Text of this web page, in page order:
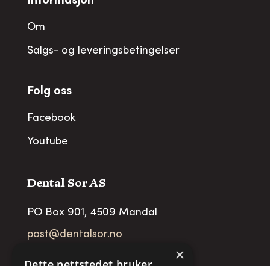
Om
Salgs- og leveringsbetingelser
Folg oss
Facebook
Youtube
Dental Sor AS
PO Box 901, 4509 Mandal
post@dentalsor.no
×